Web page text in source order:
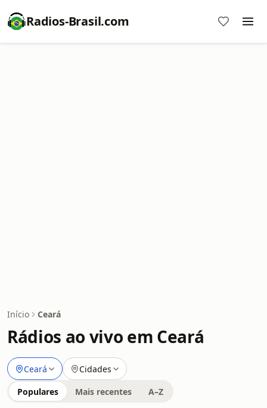
Radios-Brasil.com
Início Ceará
Rádios ao vivo em Ceará
Ceará Cidades
Populares Mais recentes A–Z